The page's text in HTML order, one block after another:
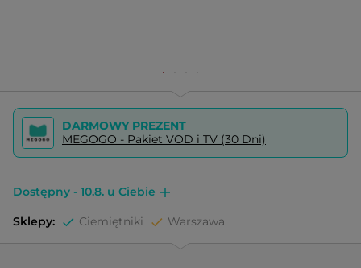
DARMOWY PREZENT
MEGOGO - Pakiet VOD i TV (30 Dni)
Dostępny - 10.8. u Ciebie
Sklepy: Ciemiętniki Warszawa